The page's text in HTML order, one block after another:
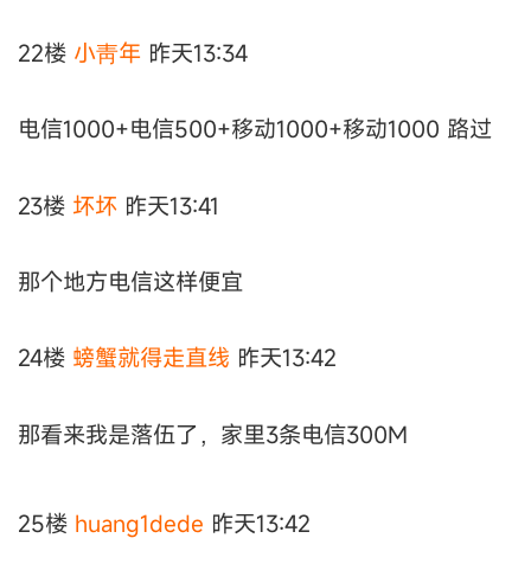
22楼 小靑年 昨天13:34
电信1000+电信500+移动1000+移动1000 路过
23楼 坏坏 昨天13:41
那个地方电信这样便宜
24楼 螃蟹就得走直线 昨天13:42
那看来我是落伍了，家里3条电信300M
25楼 huang1dede 昨天13:42